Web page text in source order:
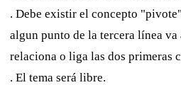
. Debe existir el concepto
algun punto de la tercera línea
relaciona o liga las dos primeras
. El tema será libre.